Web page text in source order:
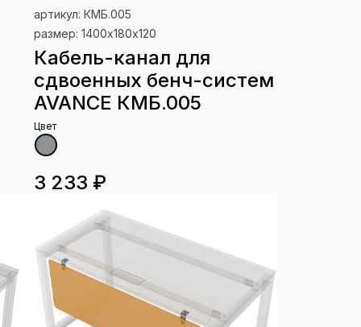
артикул: КМБ.005
размер: 1400х180х120
Кабель-канал для
сдвоенных бенч-систем
AVANCE КМБ.005
Цвет
3 233 ₽